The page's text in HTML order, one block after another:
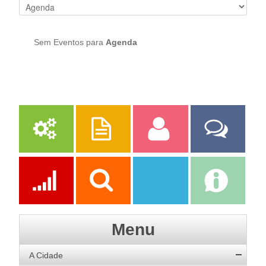
Sem Eventos para Agenda
Serviços Publicações Servidor
Fale Com a
Prefeitura
Menu
A Cidade